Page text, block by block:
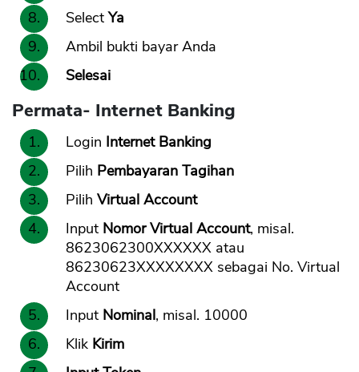
SelectYa
Ambil bukti bayar Anda
Selesai
Permata- Internet Banking
Login Internet Banking
Pilih Pembayaran Tagihan
Pilih Virtual Account
Input Nomor Virtual Account, misal.
8623062300XXXXXX atau
86230623XXXXXXXX sebagai No. Virtual
Account
Input Nominal, misal. 10000
Klik Kirim